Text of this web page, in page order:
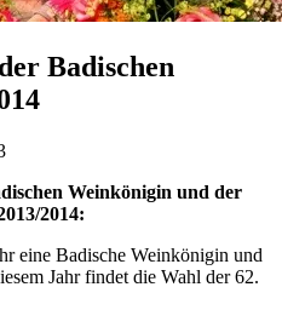
Badischen
Weinkönigin und der
2014:
eine Badische Weinkönigin und
Jahr findet die Wahl der 62.